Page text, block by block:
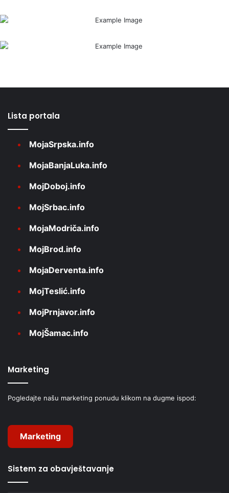
Lista portala
MojaSrpska.info
MojaBanjaLuka.info
MojDoboj.info
MojSrbac.info
MojaModriča.info
MojBrod.info
MojaDerventa.info
MojTeslić.info
MojPrnjavor.info
MojŠamac.info
Marketing
Pogledajte našu marketing ponudu klikom na dugme ispod:
Marketing
Sistem za obavještavanje